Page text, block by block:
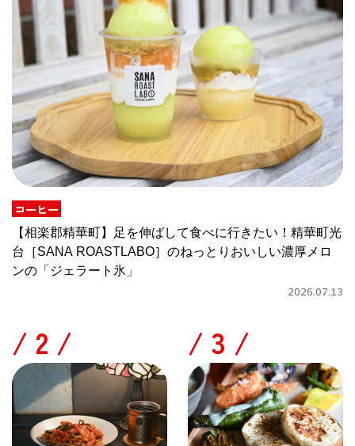
コーヒー
【相楽郡精華町】足を伸ばして食べに行きたい！精華町光
台［SANA ROASTLABO］のねっとりおいしい濃厚メロ
ンの「ジェラート氷」
2026.07.13
/ /